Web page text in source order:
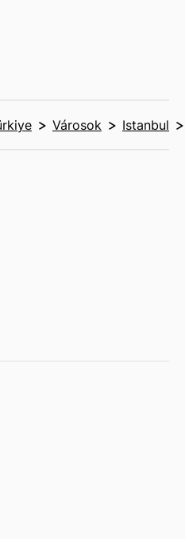
Városok Istanbul